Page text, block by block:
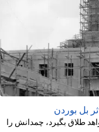
بل بوردن
طلاق بگیرد، چمدانش را